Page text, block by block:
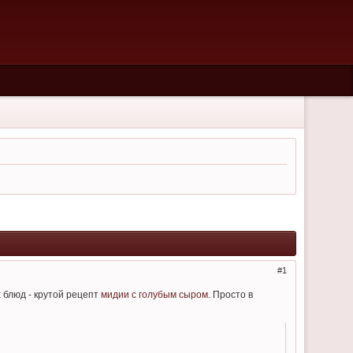
1
блюд - крутой рецептмидии с голубым сыром . Просто в